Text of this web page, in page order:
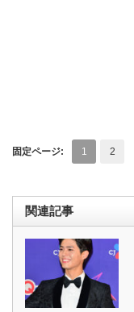
固定ページ: 1 2
関連記事